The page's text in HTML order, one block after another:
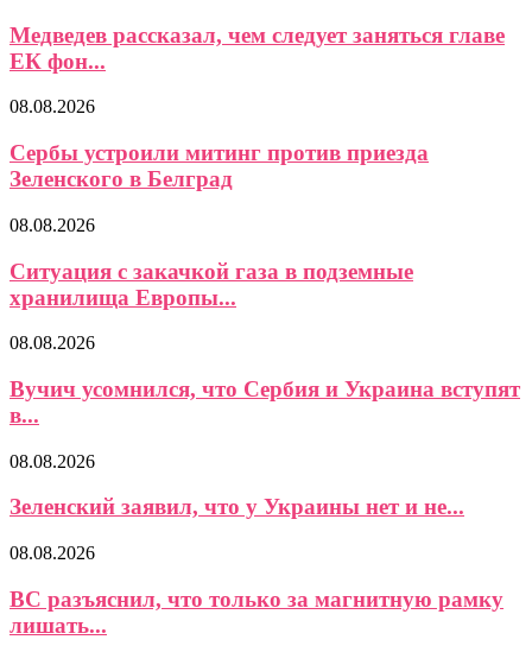
Медведев рассказал, чем следует заняться главе
ЕК фон...
08.08.2026
Сербы устроили митинг против приезда
Зеленского в Белград
08.08.2026
Ситуация с закачкой газа в подземные
хранилища Европы...
08.08.2026
Вучич усомнился, что Сербия и Украина вступят
в...
08.08.2026
Зеленский заявил, что у Украины нет и не...
08.08.2026
ВС разъяснил, что только за магнитную рамку
лишать...